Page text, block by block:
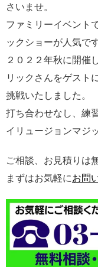
さいませ。
ファミリーイベント
ックショーが人気です
２０２２年秋に開催
リックさんをゲスト
挑戦いたしました。
打ち合わせなし、練
イリュージョンマジ
ご相談、お見積りは
まずはお気軽にお問